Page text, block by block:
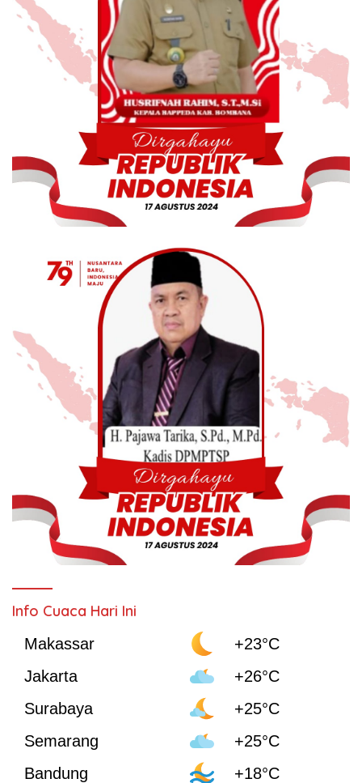
Info Cuaca Hari Ini
Makassar
+23°C
Jakarta
+26°C
Surabaya
+25°C
Semarang
+25°C
Bandung
+18°C